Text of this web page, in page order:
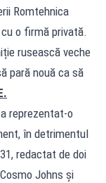
Romtehnica
o firmă privată.
rusească veche
pară nouă ca să
reprezentat-o
în detrimentul
redactat de doi
Johns și